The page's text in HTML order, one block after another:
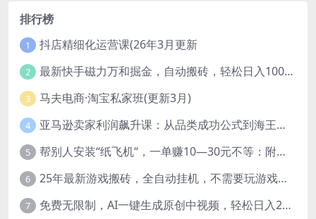
排行榜
1 抖店精细化运营课(26年3月更新
2 最新快手磁力万和掘金，自动搬砖，轻松日入100-200，操作简单
3 马夫电商·淘宝私家班(更新3月)
4 亚马逊卖家利润飙升课：从品类成功公式到海王打法，让每个SKU都成爆款一路飙升(更新26年3月
5 帮别人安装“纸飞机“，一单赚10—30元不等：附：免费节点
6 25年最新游戏搬砖，全自动挂机，不需要玩游戏，单手机操作日入300+
7 免费无限制，AI一键生成原创中视频，轻松日入2000+，超简单，可矩阵，…